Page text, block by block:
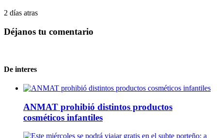
2 días atras
Déjanos tu comentario
De interes
ANMAT prohibió distintos productos
cosméticos infantiles